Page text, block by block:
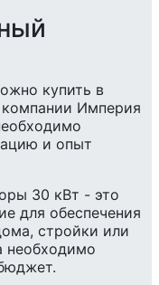
купить в
компании Империя
и опыт
30 кВт - это
для обеспечения
стройки или
необходимо